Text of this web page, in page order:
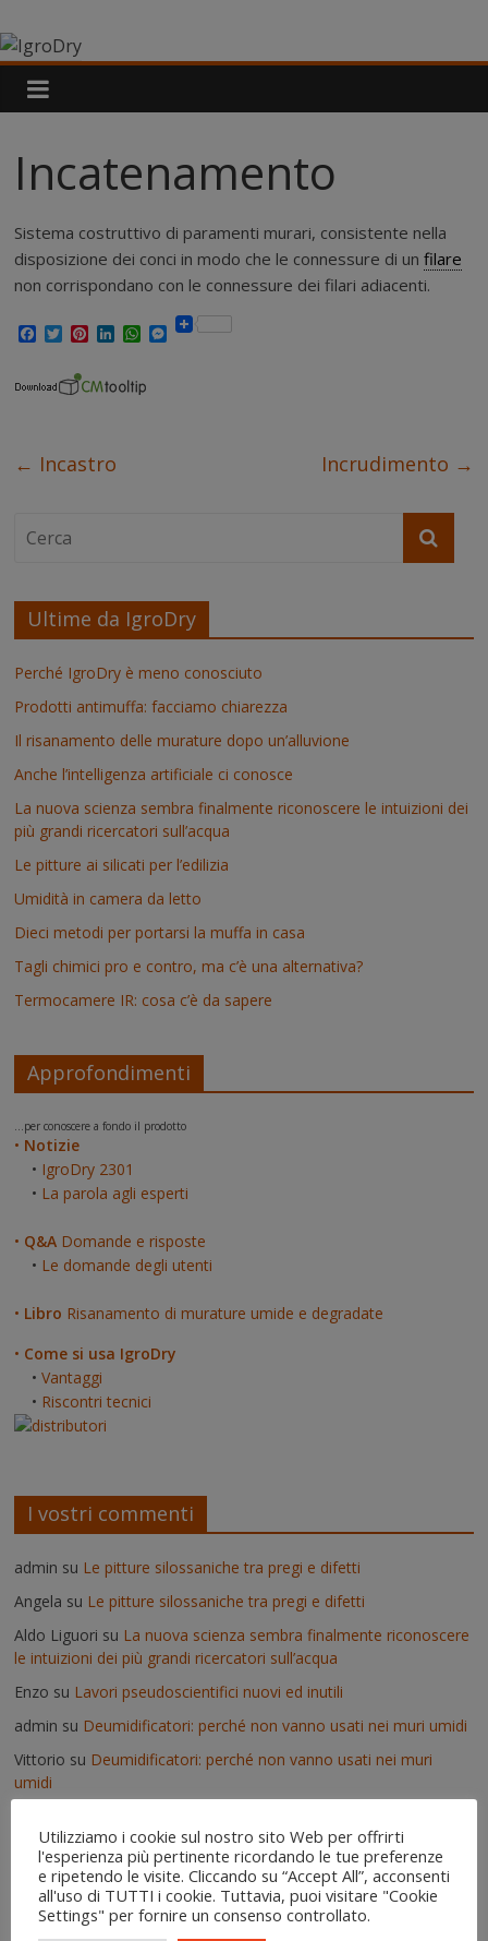
al
contenuto
IgroDry
miglior
per
muri
attualmente
in
commercio
Incatenamento
Sistema costruttivo di paramenti murari, consistente nella
disposizione dei conci in modo che le connessure di unfilare
non corrispondano con le connessure dei filari adiacenti.
F
e
k
T
t
P
t
s
t
L
k
W
t
M
← Incastro Incrudimento →
Ultime da IgroDry
Perché IgroDry è meno conosciuto
Prodotti antimuffa: facciamo chiarezza
Il risanamento delle murature dopo un’alluvione
Anche l’intelligenza artificiale ci conosce
La nuova scienza sembra finalmente riconoscere le intuizioni dei
più grandi ricercatori sull’acqua
Le pitture ai silicati per l’edilizia
Umidità in camera da letto
Dieci metodi per portarsi la muffa in casa
Tagli chimici pro e contro, ma c’è una alternativa?
Termocamere IR: cosa c’è da sapere
Approfondimenti
...per conoscere a fondo il prodotto
• Notizie
• IgroDry 2301
• La parola agli esperti
• Q&A Domande e risposte
• Le domande degli utenti
• Libro Risanamento di murature umide e degradate
• Come si usa IgroDry
•Vantaggi
• Riscontri tecnici
I vostri commenti
admin su Le pitture silossaniche tra pregi e difetti
Angela su Le pitture silossaniche tra pregi e difetti
Aldo Liguori su La nuova scienza sembra finalmente riconoscere
le intuizioni dei più grandi ricercatori sull’acqua
Enzo su Lavori pseudoscientifici nuovi ed inutili
admin su Deumidificatori: perché non vanno usati nei muri umidi
Vittorio su Deumidificatori: perché non vanno usati nei muri
umidi
Come si usa IgroDry
adminsuPitture termiche: pro e contro su alcuni prodotti in
commercio
Pitture termiche: pro e contro su alcuni prodotti in
Utilizziamo i cookie sul nostro sito Web per offrirti
l'esperienza più pertinente ricordando le tue preferenze
e ripetendo le visite. Cliccando su “Accept All”, acconsenti
all'uso di TUTTI i cookie. Tuttavia, puoi visitare "Cookie
Settings" per fornire un consenso controllato.